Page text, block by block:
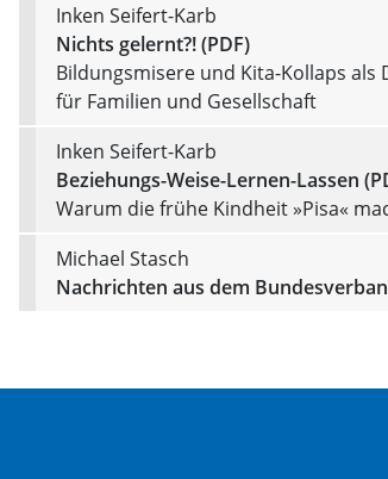
Inken Seifert-Karb
Nichts gelernt?! (PDF)
Bildungsmisere und Kita-Kollaps als
für Familien und Gesellschaft
Inken Seifert-Karb
Beziehungs-Weise-Lernen-Lassen
Warum die frühe Kindheit »Pisa«
Michael Stasch
Nachrichten aus dem